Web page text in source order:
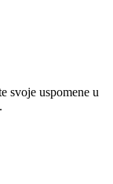
svoje uspomene u